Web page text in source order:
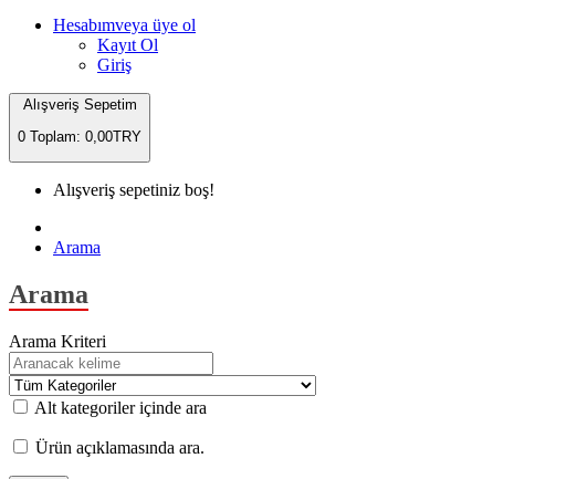
Hesabımveya üye ol
Kayıt Ol
Giriş
Alışveriş Sepetim
0 Toplam: 0,00TRY
Alışveriş sepetiniz boş!
Arama
Arama
Arama Kriteri
Alt kategoriler içinde ara
Ürün açıklamasında ara.